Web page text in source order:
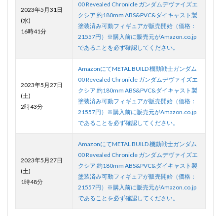
2023年5月31日
(水)
16時41分
00 Revealed Chronicle ガンダムデヴァイズエ
クシア 約180mm ABS&PVC&ダイキャスト製
塗装済み可動フィギュアが販売開始（価格：
21557円）※購入前に販売元がAmazon.co.jp
であることを必ず確認してください。
2023年5月27日
(土)
2時43分
AmazonにてMETAL BUILD 機動戦士ガンダム
00 Revealed Chronicle ガンダムデヴァイズエ
クシア 約180mm ABS&PVC&ダイキャスト製
塗装済み可動フィギュアが販売開始（価格：
21557円）※購入前に販売元がAmazon.co.jp
であることを必ず確認してください。
2023年5月27日
(土)
1時48分
AmazonにてMETAL BUILD 機動戦士ガンダム
00 Revealed Chronicle ガンダムデヴァイズエ
クシア 約180mm ABS&PVC&ダイキャスト製
塗装済み可動フィギュアが販売開始（価格：
21557円）※購入前に販売元がAmazon.co.jp
であることを必ず確認してください。